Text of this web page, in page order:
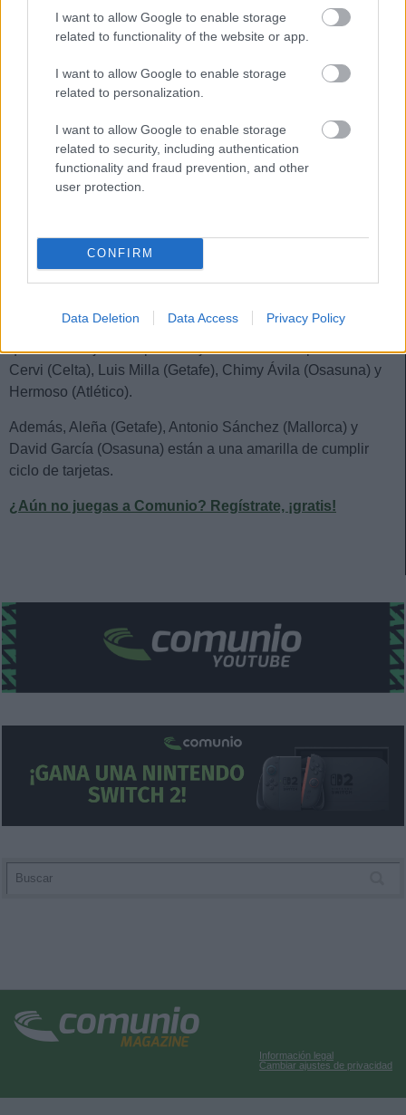
I want to allow Google to enable storage
related to functionality of the website or app.
I want to allow Google to enable storage
related to personalization.
I want to allow Google to enable storage
related to security, including authentication
functionality and fraud prevention, and other
user protection.
CONFIRM
Data Deletion Data Access Privacy Policy
media hora de encuentro a causa de unas molestias en los
isquiotibiales a las que Unai Emery quiso quitar importancia
este parón internacional con su selección.
dolencias musculares que le obligaron a ser sustituido al
descanso por Dmitrovic. En principio no parece nada grave,
ya que el meta marroquí ha viajado para concentrarse con
Sancionados de la jornada 6
El primer futbolista expulsado en esta jornada fue Gonzalo
al Elche en la derrota contra el Barcelona. Otros futbolistas
que serán baja en la próxima jornada al ser expulsados son
Cervi (Celta), Luis Milla (Getafe), Chimy Ávila (Osasuna) y
Hermoso (Atlético).
Además, Aleña (Getafe), Antonio Sánchez (Mallorca) y
David García (Osasuna) están a una amarilla de cumplir
ciclo de tarjetas.
¿Aún no juegas a Comunio? Regístrate, ¡gratis!
Información legal
Cambiar ajustes de privacidad